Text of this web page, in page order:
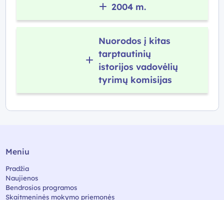
2004 m.
Nuorodos į kitas
tarptautinių
istorijos vadovėlių
tyrimų komisijas
Meniu
Pradžia
Naujienos
Bendrosios programos
Skaitmeninės mokymo priemonės